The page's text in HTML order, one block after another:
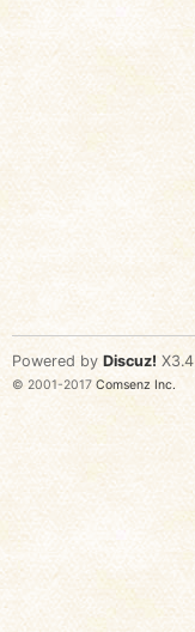
Powered by Discuz! X3.4
© 2001-2017 Comsenz Inc.